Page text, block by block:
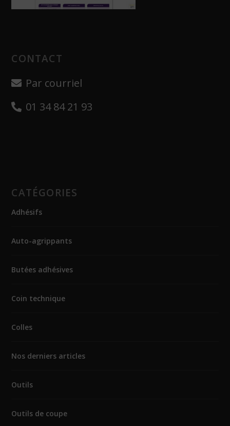
CONTACT
Par courriel
01 34 84 21 93
CATÉGORIES
Adhésifs
Auto-agrippants
Butées adhésives
Coin technique
Colles
Nos derniers articles
Outils
Outils de coupe